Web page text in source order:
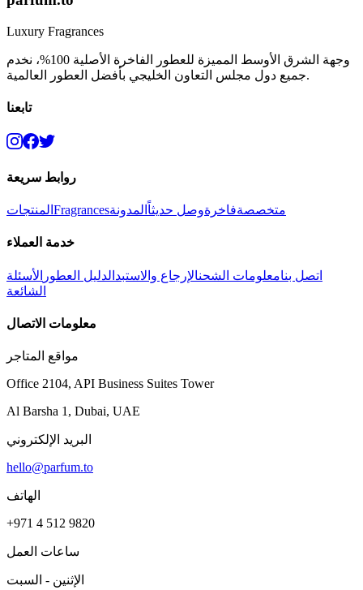
Luxury Fragrances
وجهة الشرق الأوسط المميزة للعطور الفاخرة الأصلية 100%، نخدم
جميع دول مجلس التعاون الخليجي بأفضل العطور العالمية.
تابعنا
روابط سريعة
المنتجات Fragrances متخصصةفاخرةوصل حديثاً المدونة
خدمة العملاء
اتصل بنامعلومات الشحنالإرجاع والاستبدالدليل العطور الأسئلة
الشائعة
معلومات الاتصال
مواقع المتاجر
Office 2104, API Business Suites Tower
Al Barsha 1, Dubai, UAE
البريد الإلكتروني
hello@parfum.to
الهاتف
+971 4 512 9820
ساعات العمل
الإثنين - السبت